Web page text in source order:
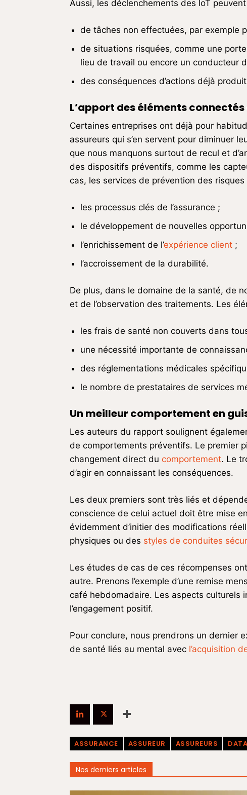
Aussi, les déclenchements des IoT
de tâches non effectuées, par exemple
de situations risquées, comme une
lieu de travail ou encore un conducteur
des conséquences d’actions déjà
L’apport des éléments
Certaines entreprises ont déjà pour
assureurs qui s’en servent pour diminuer
que nous manquons surtout de recul et
des dispositifs préventifs, comme les
cas, les services de prévention des
les processus clés de l’assurance ;
le développement de nouvelles
l’enrichissement de l’expérience client ;
l’accroissement de la durabilité.
De plus, dans le domaine de la santé, de
et de l’observation des traitements. Les
les frais de santé non couverts dans
une nécessité importante de
des réglementations médicales
le nombre de prestataires de services
Un meilleur comportement en
Les auteurs du rapport soulignent
de comportements préventifs. Le premier
changement direct du comportement. Le
d’agir en connaissant les conséquences.
Les deux premiers sont très liés et
conscience de celui actuel doit être mise
évidemment d’initier des modifications
physiques ou des styles de conduites
Les études de cas de ces récompenses
autre. Prenons l’exemple d’une remise
café hebdomadaire. Les aspects culturels
l’engagement positif.
Pour conclure, nous prendrons un dernier
de santé liés au mental avec l’acquisition
ASSURANCE ASSUREUR ASSUREURS DATA
Nos derniers articles